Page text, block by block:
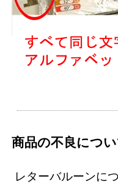
商品の不良につ
レターバルーンに